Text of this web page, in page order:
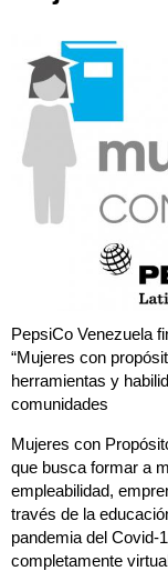
PepsiCo Venezuela
“Mujeres con
herramientas y
comunidades
Mujeres con
que busca formar a
empleabilidad,
través de la
pandemia del Covid-
completamente